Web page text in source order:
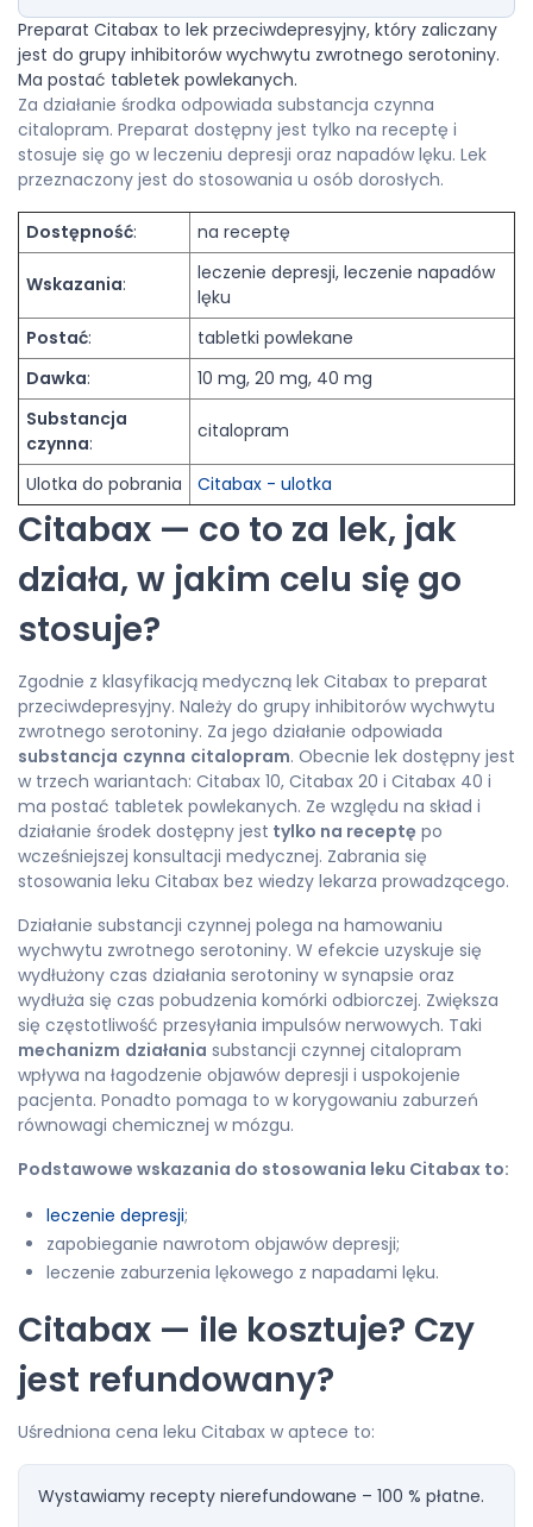
Preparat Citabax to lek przeciwdepresyjny, który zaliczany
jest do grupy inhibitorów wychwytu zwrotnego serotoniny.
Ma postać tabletek powlekanych.
Za działanie środka odpowiada substancja czynna
citalopram. Preparat dostępny jest tylko na receptę i
stosuje się go w leczeniu depresji oraz napadów lęku. Lek
przeznaczony jest do stosowania u osób dorosłych.
Dostępność: na receptę
Wskazania:
leczenie depresji, leczenie napadów
lęku
Postać:
tabletki powlekane
Dawka:
10 mg, 20 mg, 40 mg
Substancja
czynna:
citalopram
Ulotka do pobrania Citabax - ulotka
Citabax — co to za lek, jak
działa, w jakim celu się go
stosuje?
Zgodnie z klasyfikacją medyczną lek Citabax to preparat
przeciwdepresyjny. Należy do grupy inhibitorów wychwytu
zwrotnego serotoniny. Za jego działanie odpowiada
substancja czynna citalopram. Obecnie lek dostępny jest
w trzech wariantach: Citabax 10, Citabax 20 i Citabax 40 i
ma postać tabletek powlekanych. Ze względu na skład i
działanie środek dostępny jest tylko na receptę po
wcześniejszej konsultacji medycznej. Zabrania się
stosowania leku Citabax bez wiedzy lekarza prowadzącego.
Działanie substancji czynnej polega na hamowaniu
wychwytu zwrotnego serotoniny. W efekcie uzyskuje się
wydłużony czas działania serotoniny w synapsie oraz
wydłuża się czas pobudzenia komórki odbiorczej. Zwiększa
się częstotliwość przesyłania impulsów nerwowych. Taki
mechanizm działania substancji czynnej citalopram
wpływa na łagodzenie objawów depresji i uspokojenie
pacjenta. Ponadto pomaga to w korygowaniu zaburzeń
równowagi chemicznej w mózgu.
Podstawowe wskazania do stosowania leku Citabax to:
leczenie depresji;
zapobieganie nawrotom objawów depresji;
leczenie zaburzenia lękowego z napadami lęku.
Citabax — ile kosztuje? Czy
jest refundowany?
Uśredniona cena leku Citabax w aptece to:
Wystawiamy recepty nierefundowane – 100 % płatne.